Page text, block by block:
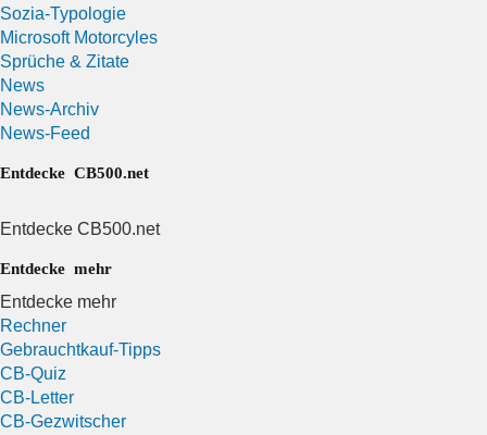
Sozia-Typologie
Microsoft Motorcyles
Sprüche & Zitate
News
News-Archiv
News-Feed
Entdecke CB500.net
Entdecke CB500.net
Entdecke mehr
Entdecke mehr
Rechner
Gebrauchtkauf-Tipps
CB-Quiz
CB-Letter
CB-Gezwitscher